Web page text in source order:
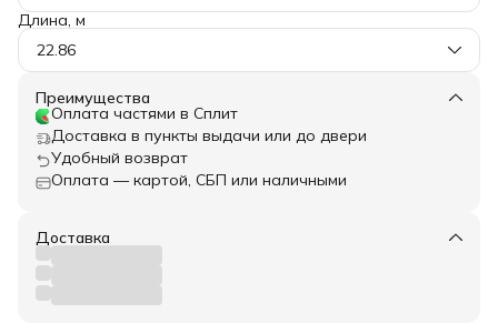
Длина, м
22.86
Преимущества
Оплата частями в Сплит
Доставка в пункты выдачи или до двери
Удобный возврат
Оплата — картой, СБП или наличными
Доставка